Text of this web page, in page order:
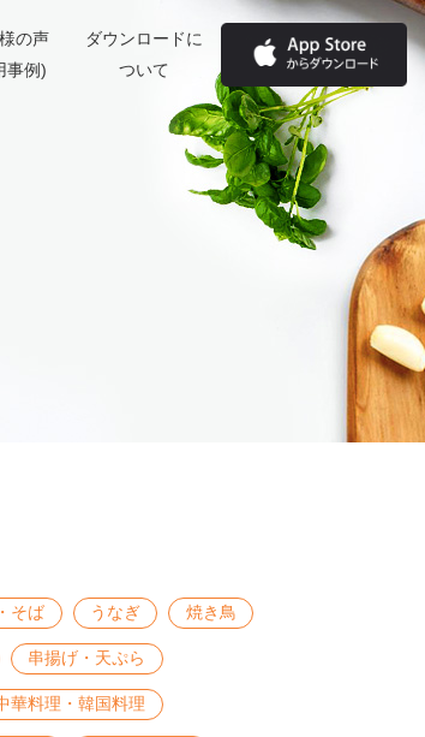
の声
事例)
ダウンロードに
ついて
そば うなぎ 焼き鳥
串揚げ・天ぷら
華料理・韓国料理